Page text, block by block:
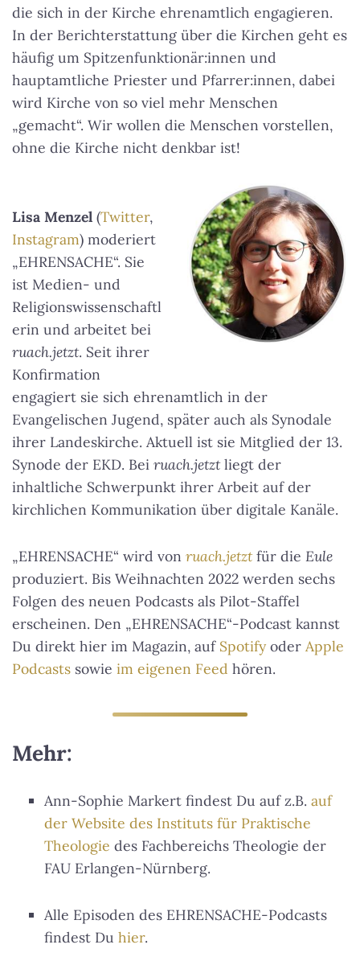
die sich in der Kirche ehrenamtlich engagieren.
In der Berichterstattung über die Kirchen geht es
häufig um Spitzenfunktionär:innen und
hauptamtliche Priester und Pfarrer:innen, dabei
wird Kirche von so viel mehr Menschen
„gemacht“. Wir wollen die Menschen vorstellen,
ohne die Kirche nicht denkbar ist!
Lisa Menzel (Twitter,
Instagram) moderiert
„EHRENSACHE“. Sie
ist Medien- und
Religionswissenschaftl
erin und arbeitet bei
ruach.jetzt. Seit ihrer
Konfirmation
engagiert sie sich ehrenamtlich in der
Evangelischen Jugend, später auch als Synodale
ihrer Landeskirche. Aktuell ist sie Mitglied der 13.
Synode der EKD. Bei ruach.jetztliegt der
inhaltliche Schwerpunkt ihrer Arbeit auf der
kirchlichen Kommunikation über digitale Kanäle.
„EHRENSACHE“ wird von ruach.jetztfür die Eule
produziert. Bis Weihnachten 2022 werden sechs
Folgen des neuen Podcasts als Pilot-Staffel
erscheinen. Den „EHRENSACHE“-Podcast kannst
Du direkt hier im Magazin, auf Spotifyoder Apple
Podcasts sowie im eigenen Feed hören.
Mehr:
Ann-Sophie Markert findest Du auf z.B. auf
der Website des Instituts für Praktische
Theologie des Fachbereichs Theologie der
FAU Erlangen-Nürnberg.
Alle Episoden des EHRENSACHE-Podcasts
findest Du hier.